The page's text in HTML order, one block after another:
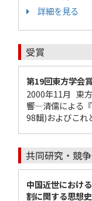
詳細を見る
受賞
第19回東方学会
2000年11月 東
響―清儒による
98輯)およびこれ
共同研究・競
中国近世におけ
割に関する思想